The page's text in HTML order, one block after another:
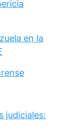
en la
judiciales: